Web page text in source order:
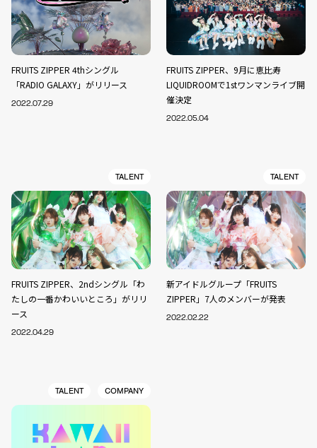
FRUITS ZIPPER 4thシングル
「RADIO GALAXY」がリリース
2022.07.29
FRUITS ZIPPER、9月に恵比寿
LIQUIDROOMで1stワンマンライブ開
催決定
2022.05.04
TALENT
FRUITS ZIPPER、2ndシングル「わ
たしの一番かわいいところ」がリリ
ース
2022.04.29
TALENT
新アイドルグループ「FRUITS
ZIPPER」7人のメンバーが発表
2022.02.22
TALENT COMPANY